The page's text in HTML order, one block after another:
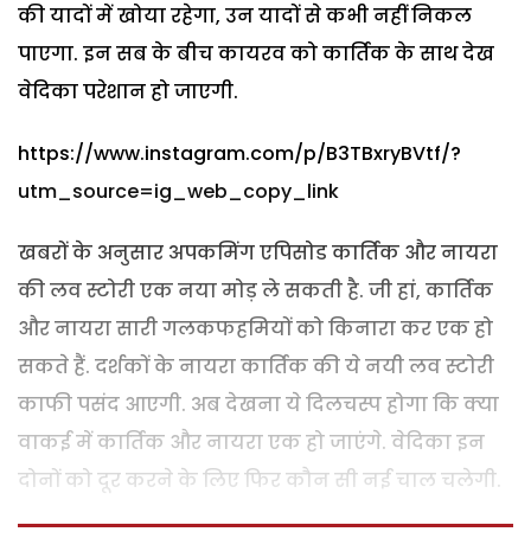
की यादों में खोया रहेगा, उन यादों से कभी नहीं निकल
पाएगा. इन सब के बीच कायरव को कार्तिक के साथ देख
वेदिका परेशान हो जाएगी.
https://www.instagram.com/p/B3TBxryBVtf/?
utm_source=ig_web_copy_link
खबरों के अनुसार अपकमिंग एपिसोड कार्तिक और नायरा
की लव स्टोरी एक नया मोड़ ले सकती है. जी हां, कार्तिक
और नायरा सारी गलकफहमियों को किनारा कर एक हो
सकते हैं. दर्शकों के नायरा कार्तिक की ये नयी लव स्टोरी
काफी पसंद आएगी. अब देखना ये दिलचस्प होगा कि क्या
वाकई में कार्तिक और नायरा एक हो जाएंगे. वेदिका इन
दोनों को दूर करने के लिए फिर कौन सी नई चाल चलेगी.